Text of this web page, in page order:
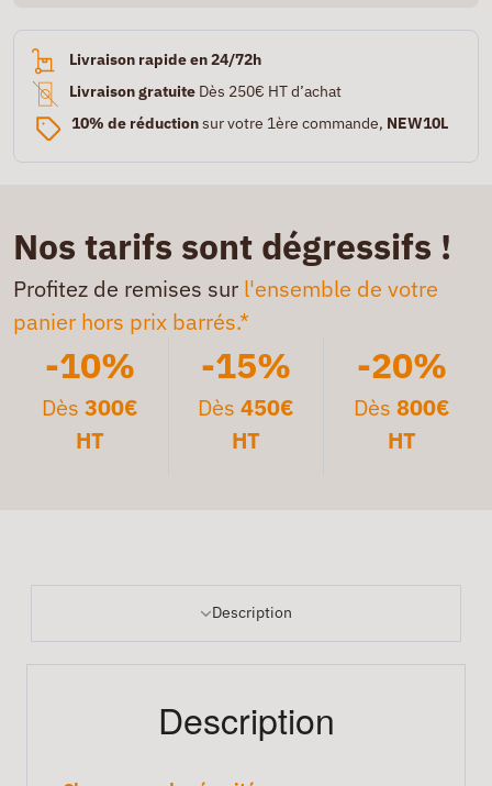
Livraison rapide en 24/72h
Livraison gratuite Dès 250€ HT d’achat
10% de réductionsur votre 1ère commande, NEW10L
Nos tarifs sont dégressifs !
Profitez de remises sur l'ensemble de votre
panier hors prix barrés.*
-10%
Dès300€
HT
-15%
Dès 450€
HT
-20%
Dès 800€
HT
Description
Description